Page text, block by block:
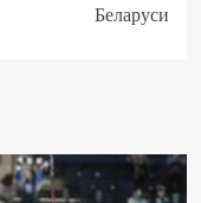
Беларуси